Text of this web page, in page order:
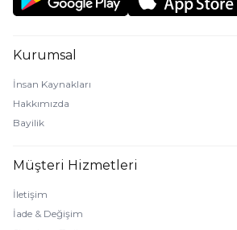
Kurumsal
İnsan Kaynakları
Hakkımızda
Bayilik
Müşteri Hizmetleri
İletişim
İade & Değişim